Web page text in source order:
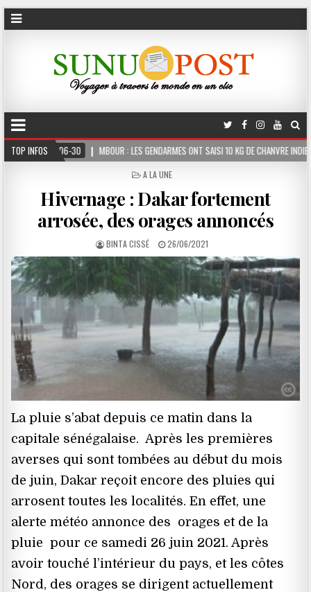
TOP INFOS
MBOUR : LES GENDARMES ONT SAISI 10 KG DE CHANVRE INDIEN DISSIMULÉS DANS LE
POSTED
A LA UNE
Hivernage : Dakar fortement
arrosée, des orages annoncés
BINTA CISSÉ 26/06/2021
La pluie s’abat depuis ce matin dans la
capitale sénégalaise. Après les premières
averses qui sont tombées au début du mois
de juin, Dakar reçoit encore des pluies qui
arrosent toutes les localités. En effet, une
alerte météo annonce des orages et de la
pluie pour ce samedi 26 juin 2021. Après
avoir touché l’intérieur du pays, et les côtes
Nord, des orages se dirigent actuellement